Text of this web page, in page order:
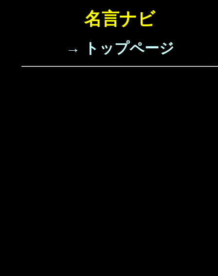
名言ナビ
→ トップページ